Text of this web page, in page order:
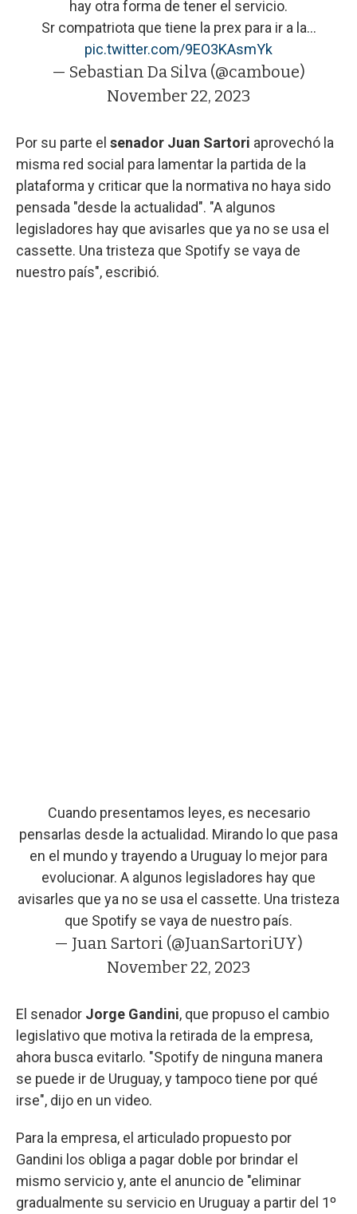
hay otra forma de tener el servicio.
Sr compatriota que tiene la prex para ir a la…
pic.twitter.com/9EO3KAsmYk
— Sebastian Da Silva (@camboue)
November 22, 2023
Por su parte el senador Juan Sartori aprovechó la
misma red social para lamentar la partida de la
plataforma y criticar que la normativa no haya sido
pensada "desde la actualidad". "A algunos
legisladores hay que avisarles que ya no se usa el
cassette. Una tristeza que Spotify se vaya de
nuestro país", escribió.
Cuando presentamos leyes, es necesario
pensarlas desde la actualidad. Mirando lo que pasa
en el mundo y trayendo a Uruguay lo mejor para
evolucionar. A algunos legisladores hay que
avisarles que ya no se usa el cassette. Una tristeza
que Spotify se vaya de nuestro país.
— Juan Sartori (@JuanSartoriUY)
November 22, 2023
El senador Jorge Gandini, que propuso el cambio
legislativo que motiva la retirada de la empresa,
ahora busca evitarlo. "Spotify de ninguna manera
se puede ir de Uruguay, y tampoco tiene por qué
irse", dijo en un video.
Para la empresa, el articulado propuesto por
Gandini los obliga a pagar doble por brindar el
mismo servicio y, ante el anuncio de "eliminar
gradualmente su servicio en Uruguay a partir del 1º